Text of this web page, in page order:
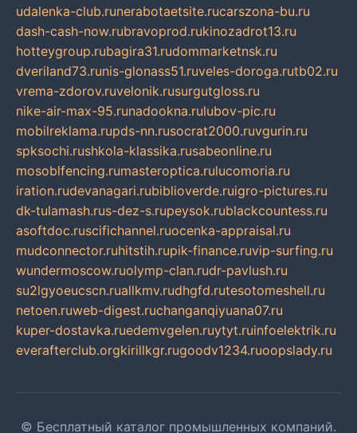
udalenka-club.runerabotaetsite.rucarszona-bu.ru
dash-cash-now.rubravoprod.rukinozadrot13.ru
hotteygroup.rubagira31.rudommarketnsk.ru
dveriland73.runis-glonass51.ruveles-doroga.rutb02.ru
vrema-zdorov.ruvelonik.rusurgutgloss.ru
nike-air-max-95.runadookna.rulubov-pic.ru
mobilreklama.rupds-nn.rusocrat2000.ruvgurin.ru
spksochi.rushkola-klassika.rusabeonline.ru
mosoblfencing.rumasteroptica.rulucomoria.ru
iration.rudevanagari.rubiblioverde.ruigro-pictures.ru
dk-tulamash.rus-dez-s.rupeysok.rublackcountess.ru
asoftdoc.ruscifichannel.ruocenka-appraisal.ru
mudconnector.ruhitstih.rupik-finance.ruvip-surfing.ru
wundermoscow.ruolymp-clan.rudr-pavlush.ru
su2lgyoeucscn.ruallkmv.rudhgfd.rutesotomeshell.ru
netoen.ruweb-digest.ruchanganqiyuana07.ru
kuper-dostavka.ruedemvgelen.ruytyt.ruinfoelektrik.ru
everafterclub.orgkirillkgr.rugoodv1234.ruoopslady.ru
© Бесплатный каталог промышленных компаний.